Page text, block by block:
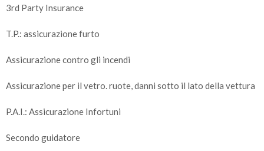
3rd Party Insurance
T.P.: assicurazione furto
Assicurazione contro gli incendi
Assicurazione per il vetro. ruote, danni sotto il lato della vettura
P.A.I.: Assicurazione Infortuni
Secondo guidatore